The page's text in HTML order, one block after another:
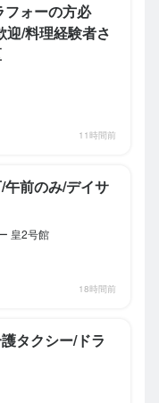
フォーの方必
迎/料理経験者さ
11時間前
午前のみ/デイサ
皇2号館
18時間前
タクシー/ドラ